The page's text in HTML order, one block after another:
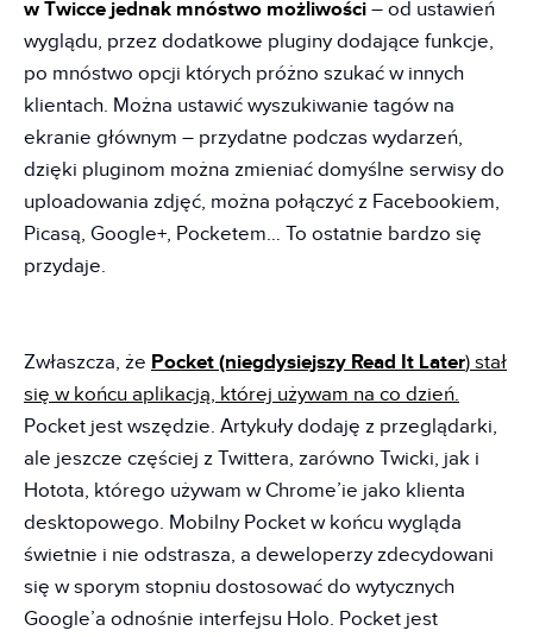
w Twicce jednak mnóstwo możliwości – od ustawień
wyglądu, przez dodatkowe pluginy dodające funkcje,
po mnóstwo opcji których próżno szukać w innych
klientach. Można ustawić wyszukiwanie tagów na
ekranie głównym – przydatne podczas wydarzeń,
dzięki pluginom można zmieniać domyślne serwisy do
uploadowania zdjęć, można połączyć z Facebookiem,
Picasą, Google+, Pocketem… To ostatnie bardzo się
przydaje.
Zwłaszcza, że Pocket (niegdysiejszy Read It Later) stał
się w końcu aplikacją, której używam na co dzień.
Pocket jest wszędzie. Artykuły dodaję z przeglądarki,
ale jeszcze częściej z Twittera, zarówno Twicki, jak i
Hotota, którego używam w Chrome’ie jako klienta
desktopowego. Mobilny Pocket w końcu wygląda
świetnie i nie odstrasza, a deweloperzy zdecydowani
się w sporym stopniu dostosować do wytycznych
Google’a odnośnie interfejsu Holo. Pocket jest